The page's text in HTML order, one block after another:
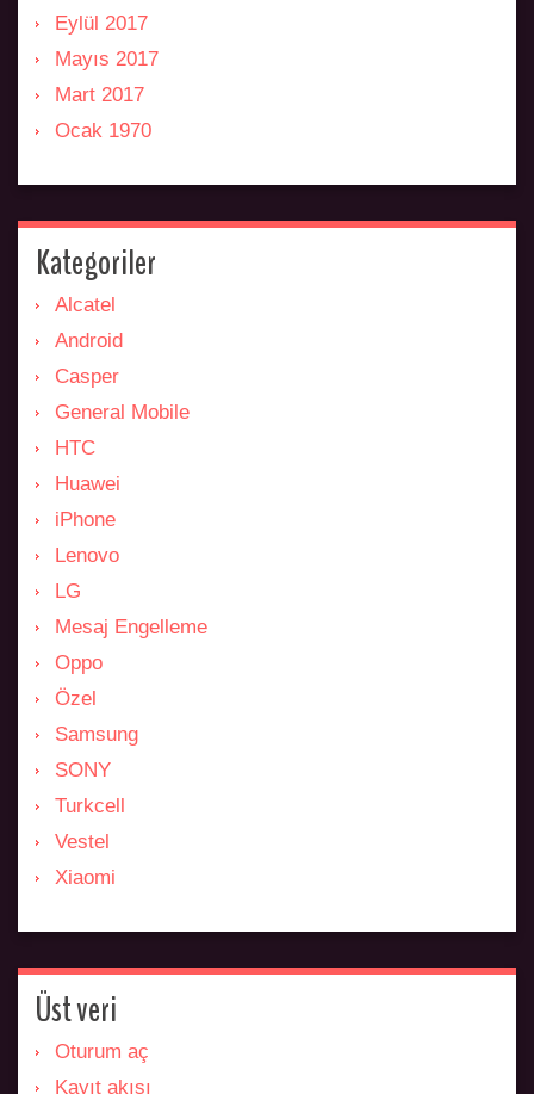
Eylül 2017
Mayıs 2017
Mart 2017
Ocak 1970
Kategoriler
Alcatel
Android
Casper
General Mobile
HTC
Huawei
iPhone
Lenovo
LG
Mesaj Engelleme
Oppo
Özel
Samsung
SONY
Turkcell
Vestel
Xiaomi
Üst veri
Oturum aç
Kayıt akışı